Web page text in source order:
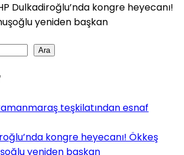
Dulkadiroğlu’nda kongre heyecanı!
yeniden başkan
Ara
teşkilatından esnaf
kongre heyecanı! Ökkeş
yeniden başkan